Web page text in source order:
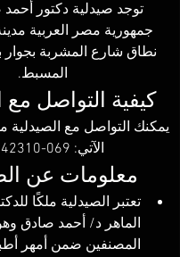
توجد صيدلية دكتور
جمهورية مصر العربية
نطاق شارع المشربة بجوار
المسبط.
كيفية التواصل مع
يمكنك التواصل مع الصيدلية
الآتي: 069-3642310.
معلومات عن
تعتبر الصيدلية ملكًا
الماهر د/ أحمد صادق
المصنفين ضمن أمهر